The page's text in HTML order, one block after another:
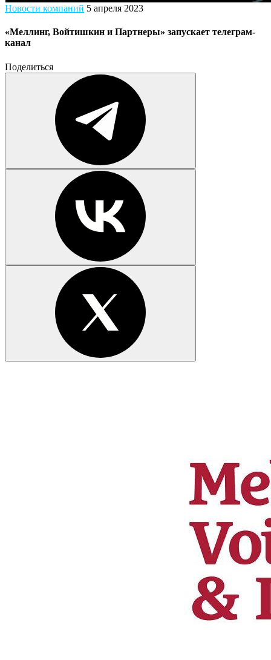
Новости компаний 5 апреля 2023
«Меллинг, Войтишкин и Партнеры» запускает телеграм-
канал
Поделиться